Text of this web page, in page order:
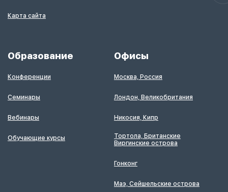
Карта сайта
Образование
Конференции
Семинары
Вебинары
Обучающие курсы
Офисы
Москва, Россия
Лондон, Великобритания
Никосия, Кипр
Тортола, Британские
Виргинские острова
Гонконг
Маэ, Сейшельские острова